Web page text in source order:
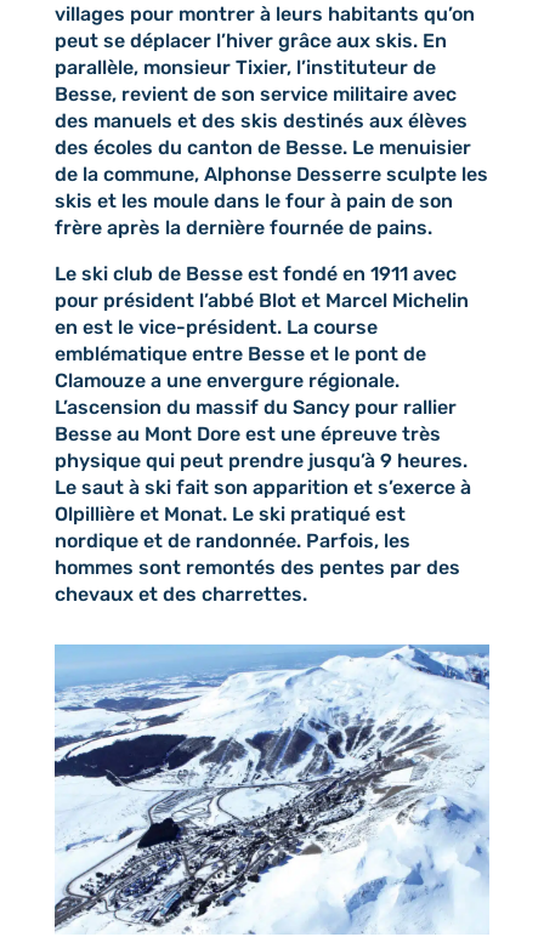
villages pour montrer à leurs habitants qu’on
peut se déplacer l’hiver grâce aux skis. En
parallèle, monsieur Tixier, l’instituteur de
Besse, revient de son service militaire avec
des manuels et des skis destinés aux élèves
des écoles du canton de Besse. Le menuisier
de la commune, Alphonse Desserre sculpte les
skis et les moule dans le four à pain de son
frère après la dernière fournée de pains.
Le ski club de Besse est fondé en 1911 avec
pour président l’abbé Blot et Marcel Michelin
en est le vice-président. La course
emblématique entre Besse et le pont de
Clamouze a une envergure régionale.
L’ascension du massif du Sancy pour rallier
Besse au Mont Dore est une épreuve très
physique qui peut prendre jusqu’à 9 heures.
Le saut à ski fait son apparition et s’exerce à
Olpillière et Monat. Le ski pratiqué est
nordique et de randonnée. Parfois, les
hommes sont remontés des pentes par des
chevaux et des charrettes.